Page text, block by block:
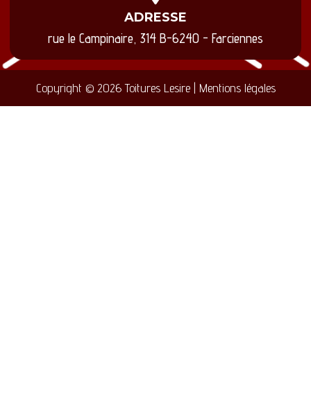
ADRESSE
rue le Campinaire, 314 B-6240 - Farciennes
Copyright © 2026 Toitures Lesire | Mentions légales